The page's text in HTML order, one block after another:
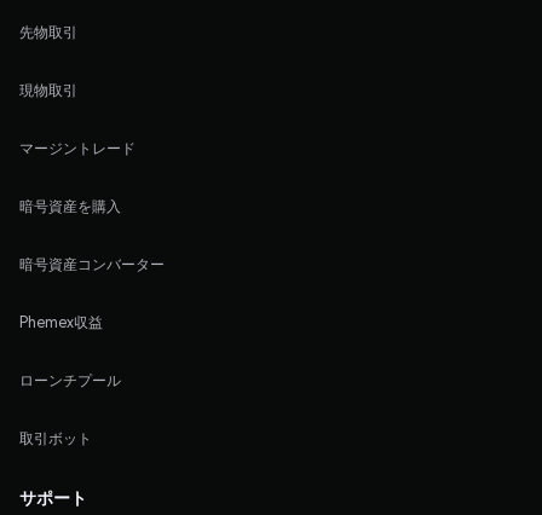
先物取引
現物取引
マージントレード
暗号資産を購入
暗号資産コンバーター
Phemex収益
ローンチプール
取引ボット
サポート